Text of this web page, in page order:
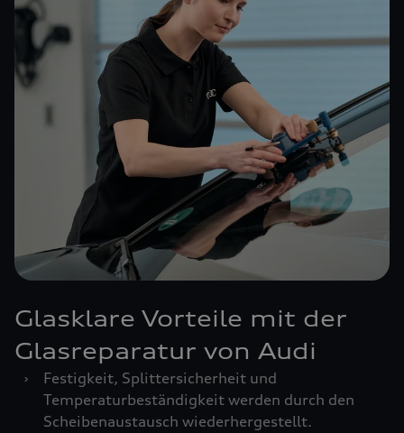
Glasklare Vorteile mit der
Glasreparatur von Audi
›
Festigkeit, Splittersicherheit und
Temperaturbeständigkeit werden durch den
Scheibenaustausch wiederhergestellt.